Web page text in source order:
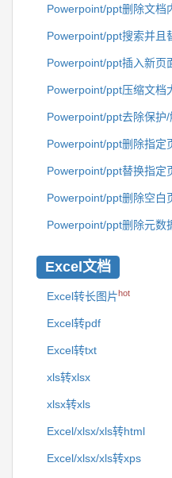
Powerpoint/ppt删除文档
Powerpoint/ppt搜索并且
Powerpoint/ppt插入新页
Powerpoint/ppt压缩文档
Powerpoint/ppt去除保护/
Powerpoint/ppt删除指定
Powerpoint/ppt替换指定
Powerpoint/ppt删除空白
Powerpoint/ppt删除元数
Excel文档
Excel转长图片hot
Excel转pdf
Excel转txt
xls转xlsx
xlsx转xls
Excel/xlsx/xls转html
Excel/xlsx/xls转xps